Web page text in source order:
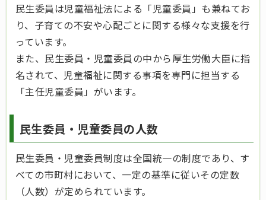
民生委員は児童福祉法による「児童委員」も兼ねてお
り、子育ての不安や心配ごとに関する様々な支援を行
っています。
また、民生委員・児童委員の中から厚生労働大臣に指
名されて、児童福祉に関する事項を専門に担当する
「主任児童委員」がいます。
民生委員・児童委員の人数
民生委員・児童委員制度は全国統一の制度であり、す
べての市町村において、一定の基準に従いその定数
（人数）が定められています。